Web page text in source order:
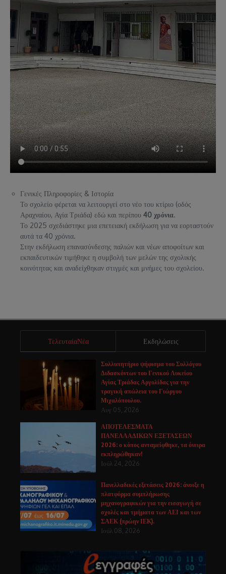
Γενικές Πληροφορίες & Ιστορία
Το σχολείο φέρεται να λειτουργεί στο νέο του κτίριο (οδός
Αραχναίου, Αγία Τριάδα) εδώ και περίπου 40 χρόνια.
Το 2025 σχεδιάστηκε μια επετειακή εκδήλωση για να εορταστούν
αυτά τα 40 χρόνια.
Στην εκδήλωση επανασύνδεσης παλιών και νέων αποφοίτων και
εκπαιδευτικών τιμήθηκε η συμβολή των μελών της σχολικής
κοινότητας και αναδείχθηκαν στιγμές και μνήμες του σχολείου.
ΤελευταίαΝέα Εκδηλώσεις
Συλλυπητήριο ψήφισμα του Συλλόγου
Διδασκόντων του Γενικού Λυκείου
Αγίας Τριάδας Αργολίδας για την
τραγική απώλεια του Γιώργου
Μιχαλόπουλου.
Αυγ 05, 2026
ΑΠΟΤΕΛΕΣΜΑΤΑ
ΠΑΝΕΛΛΑΔΙΚΩΝ ΕΞΕΤΑΣΕΩΝ
2026: ο κόπος ανταμείφθηκε, τα όνειρα
εκπληρώθηκαν!
Ιούλ 24, 2026
Πανελλαδικές εξετάσεις 2026: άνοιξε η
πλατφόρμα συμπλήρωσης
μηχανογραφικών για την εισαγωγή σε
σχολές και τμήματα των ΑΕΙ και των
ΣΑΕΚ (πρώην ΙΕΚ).
Ιούλ 08, 2026